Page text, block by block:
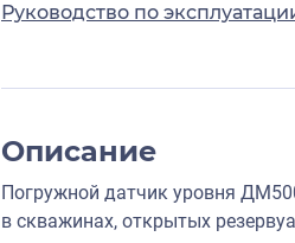
Руководство по
Описание
Погружной датчик уровня
в скважинах, открытых